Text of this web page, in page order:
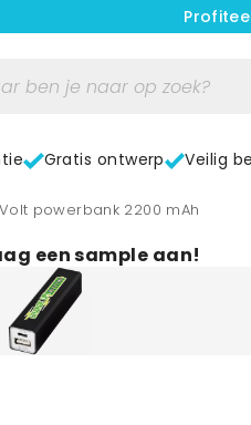
Gratis ontwerp Veilig
Volt powerbank 2200 mAh
een sample aan!